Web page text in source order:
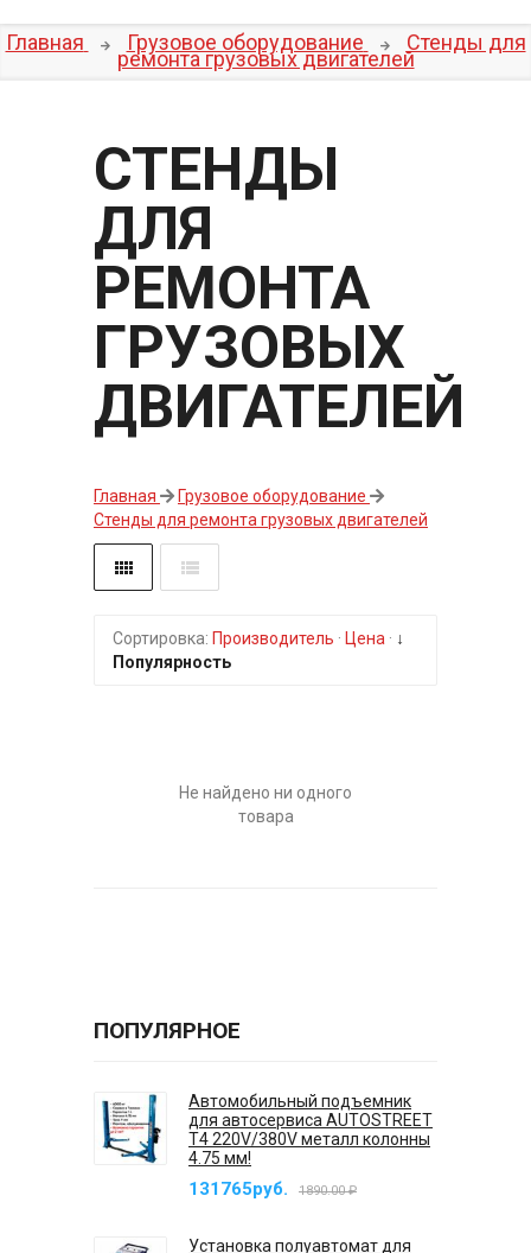
Главная Грузовое оборудование Стенды для
ремонта грузовых двигателей
СТЕНДЫ
ДЛЯ
РЕМОНТА
ГРУЗОВЫХ
ДВИГАТЕЛЕЙ
Главная
Грузовое оборудование
Стенды для ремонта грузовых двигателей
Сортировка: Производитель · Цена · ↓
Популярность
Не найдено ни одного
товара
ПОПУЛЯРНОЕ
Автомобильный подъемник
для автосервиса AUTOSTREET
T4 220V/380V металл колонны
4.75 мм!
131765руб. 1890.00 ₽
Установка полуавтомат для